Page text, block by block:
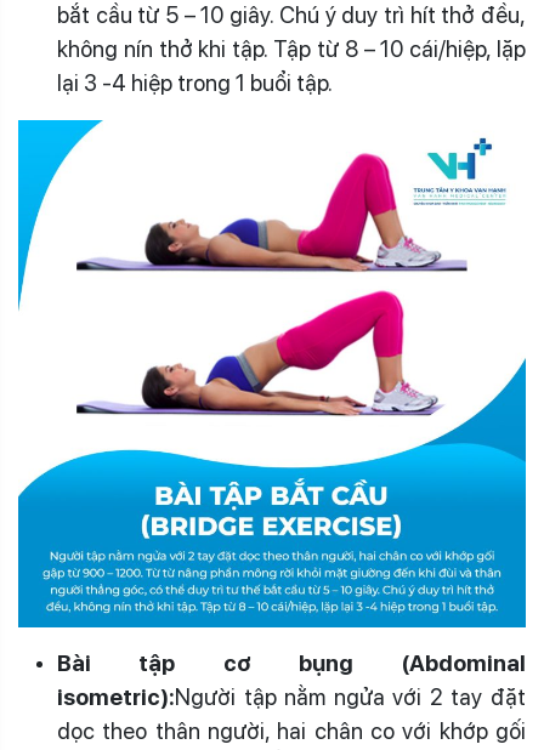
bắt cầu từ 5 – 10 giây. Chú ý duy trì hít thở đều,
không nín thở khi tập. Tập từ 8 – 10 cái/hiệp, lặp
lại 3 -4 hiệp trong 1 buổi tập.
Bài tập cơ bụng (Abdominal
isometric):Người tập nằm ngửa với 2 tay đặt
dọc theo thân người, hai chân co với khớp gối